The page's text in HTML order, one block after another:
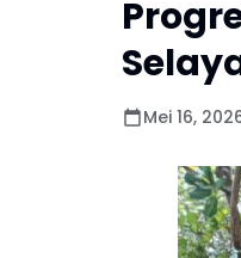
Mei 16,